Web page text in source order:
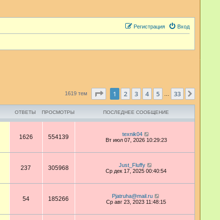
Вход
Регистрация
1619 тем Страница1 из 33
1 2 3 4 5 33
ОТВЕТЫ ПРОСМОТРЫ ПОСЛЕДНЕЕ СООБЩЕНИЕ
1626 554139
texnik04
Вт июл 07, 2026 10:29:23
237 305968
Just_Fluffy
Ср дек 17, 2025 00:40:54
54 185266
Pjatruha@mail.ru
Ср авг 23, 2023 11:48:15